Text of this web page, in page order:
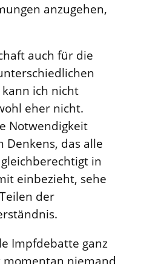
anzugehen,
auch für die
ich nicht
eher nicht.
Notwendigkeit
Denkens, das alle
in
einbezieht, sehe
der
Impfdebatte ganz
niemand